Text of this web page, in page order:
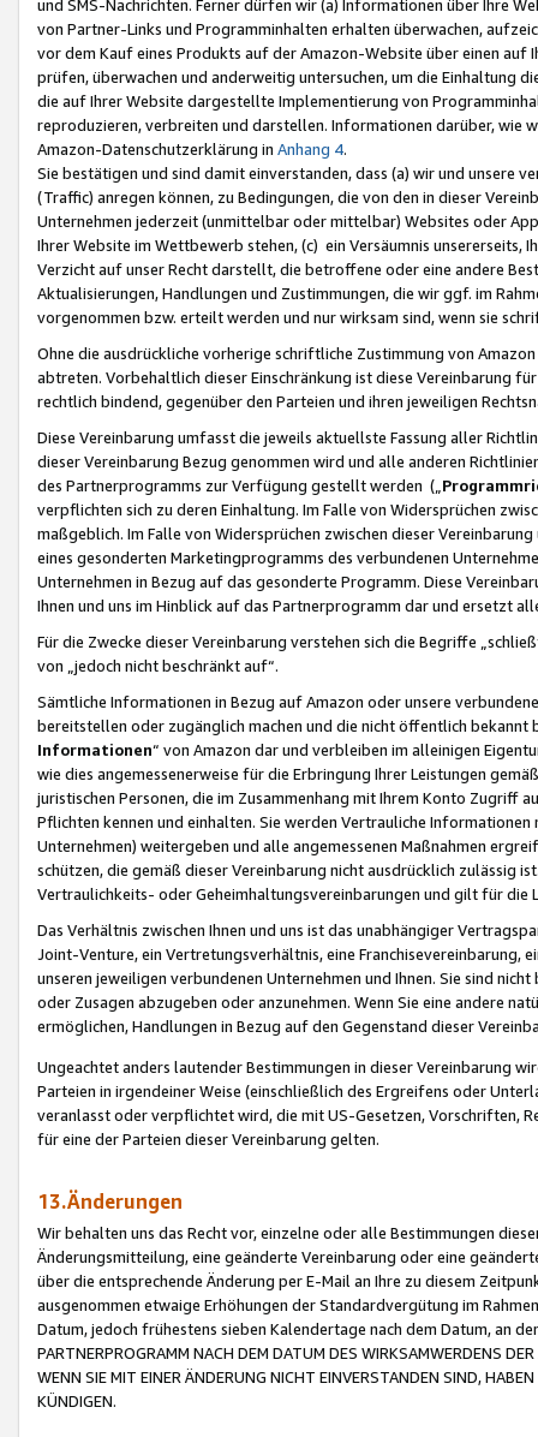
und SMS-Nachrichten. Ferner dürfen wir (a) Informationen über Ihre
von Partner-Links und Programminhalten erhalten überwachen,
vor dem Kauf eines Produkts auf der Amazon-Website über einen
prüfen, überwachen und anderweitig untersuchen, um die Einhaltung
die auf Ihrer Website dargestellte Implementierung von
reproduzieren, verbreiten und darstellen. Informationen darüber, wie
Amazon-Datenschutzerklärung in Anhang 4.
Sie bestätigen und sind damit einverstanden, dass (a) wir und
(Traffic) anregen können, zu Bedingungen, die von den in dieser
Unternehmen jederzeit (unmittelbar oder mittelbar) Websites oder
Ihrer Website im Wettbewerb stehen, (c) ein Versäumnis unsererseits,
Verzicht auf unser Recht darstellt, die betroffene oder eine andere
Aktualisierungen, Handlungen und Zustimmungen, die wir ggf. im
vorgenommen bzw. erteilt werden und nur wirksam sind, wenn sie
Ohne die ausdrückliche vorherige schriftliche Zustimmung von
abtreten. Vorbehaltlich dieser Einschränkung ist diese Vereinbarung
rechtlich bindend, gegenüber den Parteien und ihren jeweiligen
Diese Vereinbarung umfasst die jeweils aktuellste Fassung aller
dieser Vereinbarung Bezug genommen wird und alle anderen
des Partnerprogramms zur Verfügung gestellt werden („
verpflichten sich zu deren Einhaltung. Im Falle von Widersprüchen
maßgeblich. Im Falle von Widersprüchen zwischen dieser
eines gesonderten Marketingprogramms des verbundenen
Unternehmen in Bezug auf das gesonderte Programm. Diese
Ihnen und uns im Hinblick auf das Partnerprogramm dar und ersetzt
Für die Zwecke dieser Vereinbarung verstehen sich die Begriffe
von „jedoch nicht beschränkt auf“.
Sämtliche Informationen in Bezug auf Amazon oder unsere
bereitstellen oder zugänglich machen und die nicht öffentlich
Informationen“ von Amazon dar und verbleiben im alleinigen
wie dies angemessenerweise für die Erbringung Ihrer Leistungen
juristischen Personen, die im Zusammenhang mit Ihrem Konto
Pflichten kennen und einhalten. Sie werden Vertrauliche
Unternehmen) weitergeben und alle angemessenen Maßnahmen
schützen, die gemäß dieser Vereinbarung nicht ausdrücklich zulässig
Vertraulichkeits- oder Geheimhaltungsvereinbarungen und gilt für die
Das Verhältnis zwischen Ihnen und uns ist das unabhängiger
Joint-Venture, ein Vertretungsverhältnis, eine Franchisevereinbarung,
unseren jeweiligen verbundenen Unternehmen und Ihnen. Sie sind
oder Zusagen abzugeben oder anzunehmen. Wenn Sie eine andere
ermöglichen, Handlungen in Bezug auf den Gegenstand dieser
Ungeachtet anders lautender Bestimmungen in dieser Vereinbarung
Parteien in irgendeiner Weise (einschließlich des Ergreifens oder
veranlasst oder verpflichtet wird, die mit US-Gesetzen, Vorschriften,
für eine der Parteien dieser Vereinbarung gelten.
13.Änderungen
Wir behalten uns das Recht vor, einzelne oder alle Bestimmungen
Änderungsmitteilung, eine geänderte Vereinbarung oder eine
über die entsprechende Änderung per E-Mail an Ihre zu diesem
ausgenommen etwaige Erhöhungen der Standardvergütung im
Datum, jedoch frühestens sieben Kalendertage nach dem Datum, an
PARTNERPROGRAMM NACH DEM DATUM DES WIRKSAMWERDENS
WENN SIE MIT EINER ÄNDERUNG NICHT EINVERSTANDEN SIND,
KÜNDIGEN.